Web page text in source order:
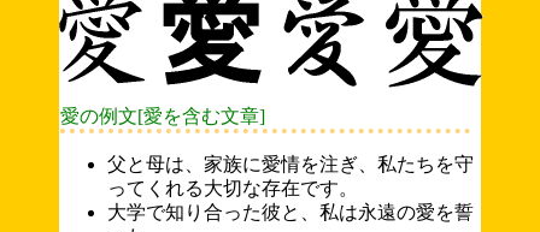
愛の例文[愛を含む文章]
父と母は、家族に愛情を注ぎ、私たちを守
ってくれる大切な存在です。
大学で知り合った彼と、私は永遠の愛を誓